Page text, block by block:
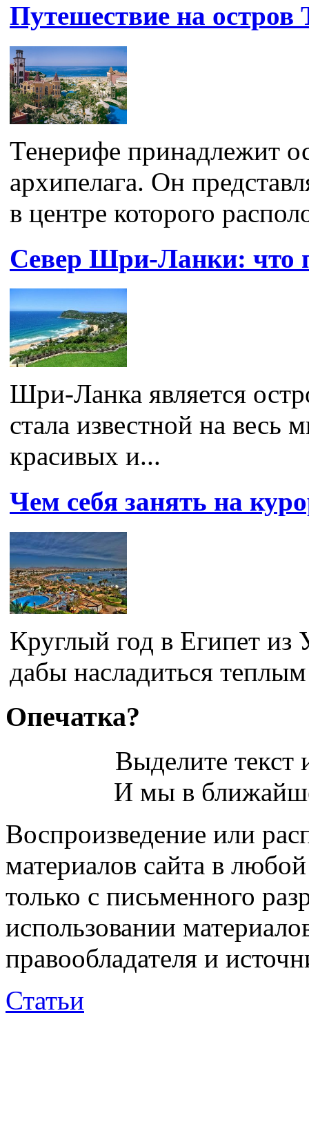
Путешествие на остров
Тенерифе принадлежит
архипелага. Он
в центре которого
Север Шри-Ланки: что
Шри-Ланка является
стала известной на весь
красивых и...
Чем себя занять на
Круглый год в Египет из
дабы насладиться
Опечатка?
Выделите
И мы в
Воспроизведение или
материалов сайта в
только с письменного
использовании
правообладателя и
Статьи